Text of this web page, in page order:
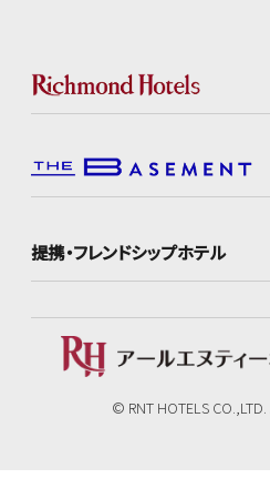
提携・フレンドシップホテル
© RNT HOTELS